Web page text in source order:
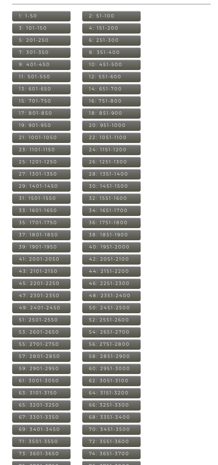
1: 1-50 2: 51-100
3: 101-150 4: 151-200
5: 201-250 6: 251-300
7: 301-350 8: 351-400
9: 401-450 10: 451-500
11: 501-550 12: 551-600
13: 601-650 14: 651-700
15: 701-750 16: 751-800
17: 801-850 18: 851-900
19: 901-950 20: 951-1000
21: 1001-1050 22: 1051-1100
23: 1101-1150 24: 1151-1200
25: 1201-1250 26: 1251-1300
27: 1301-1350 28: 1351-1400
29: 1401-1450 30: 1451-1500
31: 1501-1550 32: 1551-1600
33: 1601-1650 34: 1651-1700
35: 1701-1750 36: 1751-1800
37: 1801-1850 38: 1851-1900
39: 1901-1950 40: 1951-2000
41: 2001-2050 42: 2051-2100
43: 2101-2150 44: 2151-2200
45: 2201-2250 46: 2251-2300
47: 2301-2350 48: 2351-2400
49: 2401-2450 50: 2451-2500
51: 2501-2550 52: 2551-2600
53: 2601-2650 54: 2651-2700
55: 2701-2750 56: 2751-2800
57: 2801-2850 58: 2851-2900
59: 2901-2950 60: 2951-3000
61: 3001-3050 62: 3051-3100
63: 3101-3150 64: 3151-3200
65: 3201-3250 66: 3251-3300
67: 3301-3350 68: 3351-3400
69: 3401-3450 70: 3451-3500
71: 3501-3550 72: 3551-3600
73: 3601-3650 74: 3651-3700